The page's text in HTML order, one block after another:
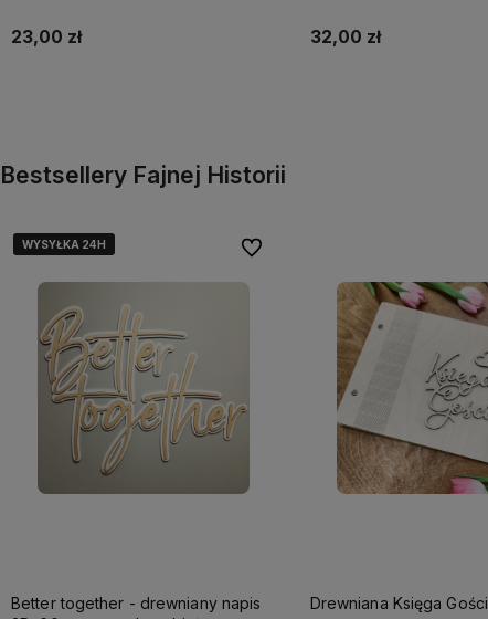
23,00 zł 32,00 zł
Bestsellery Fajnej Historii
WYSYŁKA 24H
WYSYŁKA 24H
WYSYŁKA 24H
Better together - drewniany napis
Do ulubionych
Drewniana Księga Gości